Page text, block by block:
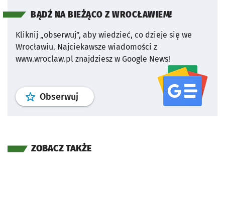
BĄDŹ NA BIEŻĄCO Z WROCŁAWIEM!
Kliknij „obserwuj”, aby wiedzieć, co dzieje się we
Wrocławiu. Najciekawsze wiadomości z
www.wroclaw.pl znajdziesz w Google News!
Obserwuj profil serwisu
ZOBACZ TAKŻE